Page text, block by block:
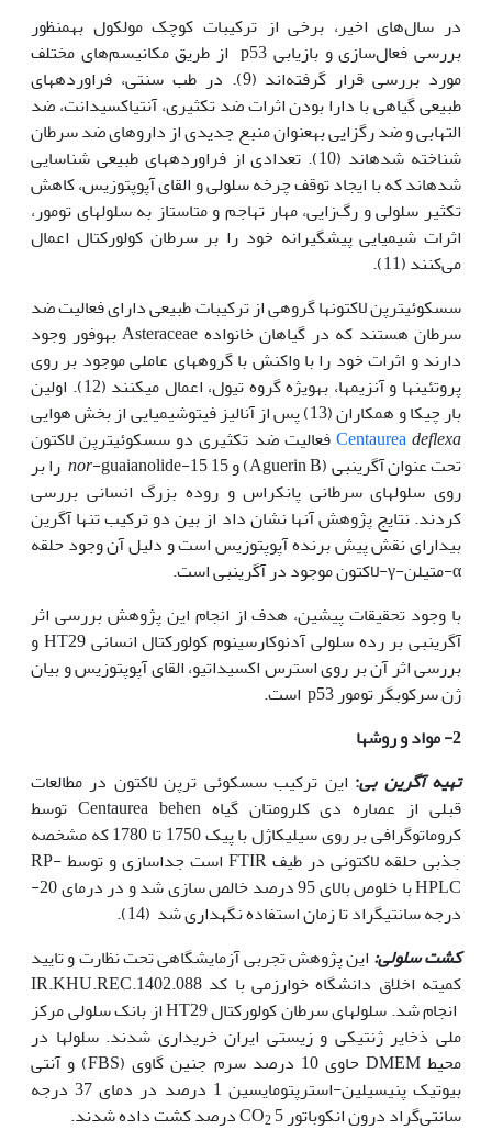
در سال‌های اخیر، برخی از ترکیبات کوچک مولکول به‫منظور
بررسی فعال‌سازی و بازیابی p53 از طریق مکانیسم‌های مختلف
مورد بررسی قرار گرفته‌اند
(9). در طب سنتی، فراورده­های
طبیعی گیاهی با دارا بودن اثرات ضد تکثیری، آنتی‫اکسیدانت، ضد
التهابی و ضد رگ­زایی به‫عنوان منبع جدیدی از داروهای ضد سرطان
شناخته شده­اند (10). تعدادی از فراورده­های طبیعی شناسایی
شده­اند که با ایجاد توقف چرخه سلولی و القای آپوپتوزیس، کاهش
تکثیر سلولی و رگ‌زایی، مهار تهاجم و متاستاز به سلول‫های تومور،
اثرات شیمیایی پیشگیرانه خود را بر سرطان کولورکتال اعمال
می‌کنند (11).
سسکوئی­ترپن لاکتون­ها گروهی از ترکیبات طبیعی دارای فعالیت ضد
سرطان هستند که در گیاهان خانواده Asteraceae به‫وفور وجود
دارند و اثرات خود را با واکنش با گروه­های عاملی موجود بر روی
پروتئین­ها و آنزیم­ها، به‫ویژه گروه تیول، اعمال می­کنند (12). اولین
بار چیکا و همکاران (13) پس از آنالیز فیتوشیمیایی از بخش هوایی
Centaureadeflexa
فعالیت ضد تکثیری دو سسکوئی­ترپن لاکتون
تحت عنوان آگرین‫بی (Aguerin B) و 15 15-
nor -guaianolide را بر
روی سلول‫های سرطانی پانکراس و روده بزرگ انسانی بررسی
کردند. نتایج پژوهش آن‫ها نشان داد از بین دو ترکیب تنها آگرین
بی­دارای نقش پیش برنده آپوپتوزیس است و دلیل آن وجود حلقه
α-متیلن-γ-لاکتون موجود در آگرین‫بی است.
با وجود تحقیقات پیشین، هدف از انجام این پژوهش بررسی اثر
آگرین‫بی بر رده سلولی آدنوکارسینوم کولورکتال انسانی HT29 و
بررسی اثر آن بر روی استرس اکسیداتیو، القای آپوپتوزیس و بیان
ژن سرکوب­گر تومور p53 است.
2- مواد و روش­ها
تهیه آگرین بی: این ترکیب سسکوئی ترپن لاکتون در مطالعات
قبلی از عصاره دی کلرومتان گیاه Centaurea behen توسط
کروماتوگرافی بر روی سیلیکاژل با پیک 1750 تا 1780 که مشخصه
جذبی حلقه لاکتونی در طیف FTIR است جداسازی و توسط RP-
HPLC با خلوص بالای 95 درصد خالص سازی شد و در درمای 20-
درجه سانتی‫گراد تا زمان استفاده نگه‫داری شد (14).
کشت سلولی: این پژوهش تجربی آزمایشگاهی تحت نظارت و تایید
کمیته اخلاق دانشگاه خوارزمی با کد IR.KHU.REC.1402.088
انجام شد. سلول‫های سرطان کولورکتال HT29 از بانک سلولی مرکز
ملی ذخایر ژنتیکی و زیستی ایران خریداری شدند. سلول‫ها در
محیط‌ DMEM حاوی 10 درصد سرم جنین گاوی (FBS) و آنتی
‌بیوتیک پنی‫سیلین-استرپتومایسین 1 درصد در دمای 37 درجه
سانتی‌گراد درون انکوباتور CO
25 درصد کشت داده شدند.